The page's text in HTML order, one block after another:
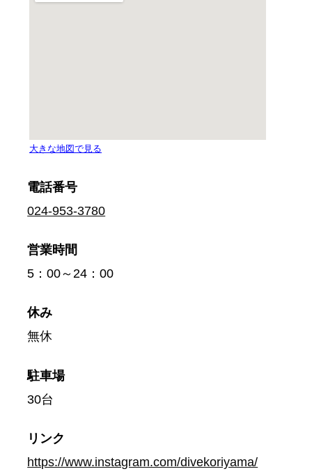
電話番号
024-953-3780
営業時間
5：00～24：00
休み
無休
駐車場
30台
リンク
https://www.instagram.com/divekoriyama/